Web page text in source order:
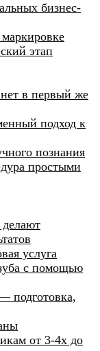
бизнес-
этап
в первый же
подход к
познания
простыми
делают
услуга
с помощью
подготовка,
от 3-4х до